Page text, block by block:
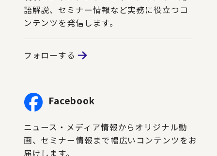
語解説、セミナー情報など実務に役立つコ
ンテンツを発信します。
フォローする
Facebook
ニュース・メディア情報からオリジナル動
画、セミナー情報まで幅広いコンテンツをお
届けします。